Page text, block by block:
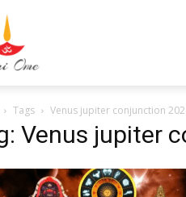
Tags Venus jupiter conjunction
Venus jupiter